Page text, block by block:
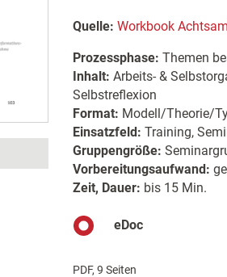
Quelle: Workbook
Prozessphase: Themen
Inhalt: Arbeits- &
Selbstreflexion
Format: Modell/Theorie/
Einsatzfeld: Training,
Gruppengröße:
Vorbereitungsaufwand:
Zeit, Dauer: bis 15 Min.
eDoc
PDF, 9 Seiten